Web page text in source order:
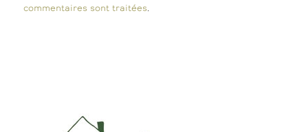
commentaires sont traitées.